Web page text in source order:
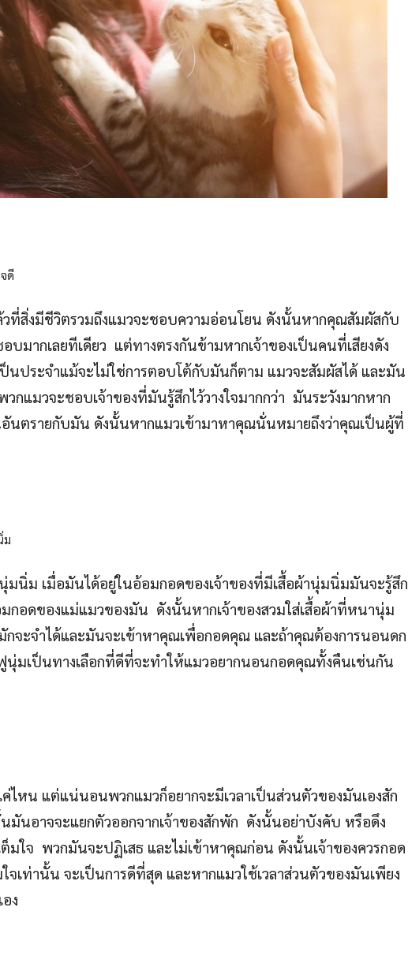
ดี
วที่สิ่งมีชีวิตรวมถึงแมวจะชอบความอ่อนโยน ดังนั้นหากคุณสัมผัสกับ
มากเลยทีเดียว แต่ทางตรงกันข้ามหากเจ้าของเป็นคนที่เสียงดัง
ป็นประจำแม้จะไม่ใช่การตอบโต้กับมันก็ตาม แมวจะสัมผัสได้ และมัน
วกแมวจะชอบเจ้าของที่มันรู้สึกไว้วางใจมากกว่า มันระวังมากหาก
อันตรายกับมัน ดังนั้นหากแมวเข้ามาหาคุณนั่นหมายถึงว่าคุณเป็นผู้ที่
ม
นิ่ม เมื่อมันได้อยู่ในอ้อมกอดของเจ้าของที่มีเสื้อผ้านุ่มนิ่มมันจะรู้สึก
กอดของแม่แมวของมัน ดังนั้นหากเจ้าของสวมใส่เสื้อผ้าที่หนานุ่ม
กจะจำได้และมันจะเข้าหาคุณเพื่อกอดคุณ และถ้าคุณต้องการนอนดก
มเป็นทางเลือกที่ดีที่จะทำให้แมวอยากนอนกอดคุณทั้งคืนเช่นกัน
ไหน แต่แน่นอนพวกแมวก็อยากจะมีเวลาเป็นส่วนตัวของมันเองสัก
นอาจจะแยกตัวออกจากเจ้าของสักพัก ดังนั้นอย่าบังคับ หรือดึง
มใจ พวกมันจะปฏิเสธ และไม่เข้าหาคุณก่อน ดังนั้นเจ้าของควรกอด
เท่านั้น จะเป็นการดีที่สุด และหากแมวใช้เวลาส่วนตัวของมันเพียง
ง